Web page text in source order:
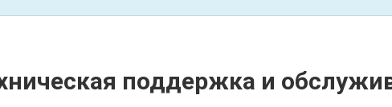
поддержка и